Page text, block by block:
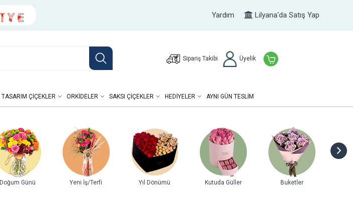
Yardım Lilyana'da Satış Yap
Sipariş Takibi Üyelik
TASARIM ÇIÇEKLER ORKIDELER SAKSI ÇIÇEKLER HEDIYELER AYNI GÜN TESLİM
Doğum Günü Yeni İş/Terfi Yıl Dönümü Kutuda Güller Buketler